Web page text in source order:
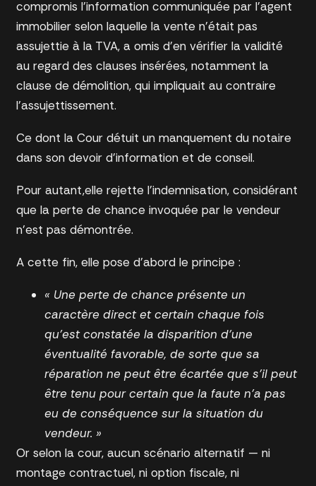
compromis l’information communiquée par l’agent
immobilier selon laquelle la vente n’était pas
assujettie à la TVA, a omis d’en vérifier la validité
au regard des clauses insérées, notamment la
clause de démolition, qui impliquait au contraire
l’assujettissement.
Ce dont la Cour détuit un manquement du notaire
dans son devoir d’information et de conseil.
Pour autant,elle rejette l’indemnisation, considérant
que la perte de chance invoquée par le vendeur
n’est pas démontrée.
A cette fin, elle pose d’abord le principe :
« Une perte de chance présente un
caractère direct et certain chaque fois
qu’est constatée la disparition d’une
éventualité favorable, de sorte que sa
réparation ne peut être écartée que s’il peut
être tenu pour certain que la faute n’a pas
eu de conséquence sur la situation du
vendeur. »
Or selon la cour, aucun scénario alternatif — ni
montage contractuel, ni option fiscale, ni